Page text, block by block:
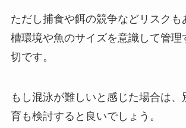
ただし捕食や餌の競争などリスクも
槽環境や魚のサイズを意識して管理
切です。
もし混泳が難しいと感じた場合は、
育も検討すると良いでしょう。